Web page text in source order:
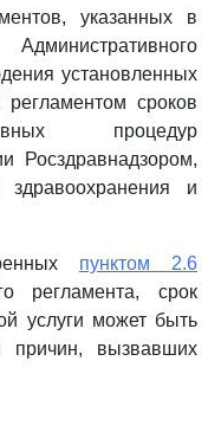
указанных в
установленных
сроков
процедур
Росздравнадзором,
и
пунктом 2.6
регламента, срок
услуги может быть
причин, вызвавших